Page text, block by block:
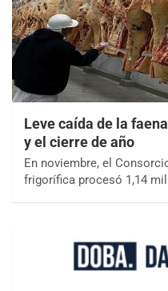
Leve caída de la
y el cierre de año
En noviembre, el
frigorífica procesó 1,14